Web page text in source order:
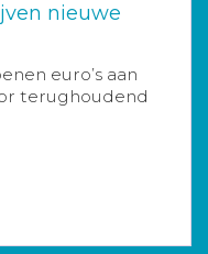
nieuwe
euro’s aan
terughoudend